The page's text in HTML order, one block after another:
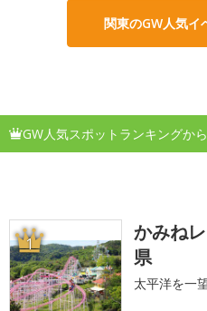
関東のGW人気イ
GW人気スポットランキングか
1
かみね
県
太平洋を一